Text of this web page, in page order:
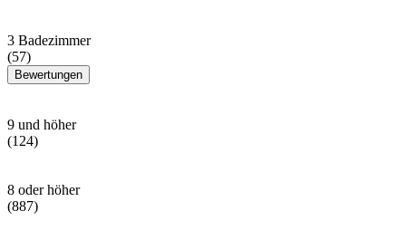
3 Badezimmer
(57)
Bewertungen
9 und höher
(124)
8 oder höher
(887)